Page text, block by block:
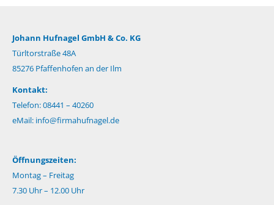
Johann Hufnagel GmbH & Co. KG
Türltorstraße 48A
85276 Pfaffenhofen an der Ilm
Kontakt:
Telefon: 08441 – 40260
eMail: info@firmahufnagel.de
Öffnungszeiten:
Montag – Freitag
7.30 Uhr – 12.00 Uhr